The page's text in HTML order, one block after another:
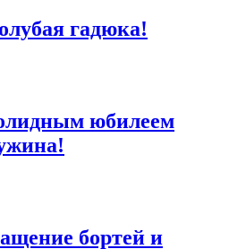
гадюка!
юбилеем
бортей и